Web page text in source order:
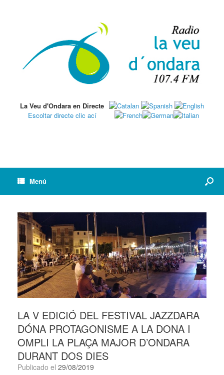
La Veu d'Ondara en Directe
Escoltar directe clic ací
Menú
LA V EDICIÓ DEL FESTIVAL JAZZDARA
DÓNA PROTAGONISME A LA DONA I
OMPLI LA PLAÇA MAJOR D’ONDARA
DURANT DOS DIES
Publicado el 29/08/2019